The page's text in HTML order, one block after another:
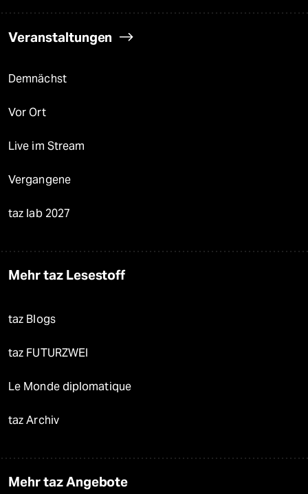
Veranstaltungen
Demnächst
Vor Ort
Live im Stream
Vergangene
taz lab 2027
Mehr taz Lesestoff
taz Blogs
taz FUTURZWEI
Le Monde diplomatique
taz Archiv
Mehr taz Angebote